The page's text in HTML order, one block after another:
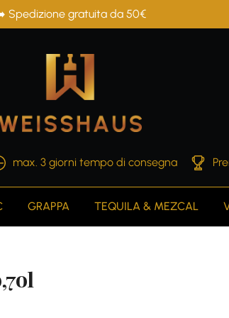
Spedizione gratuita da 50€
max. 3 giorni tempo di consegna
GRAPPA TEQUILA & MEZCAL